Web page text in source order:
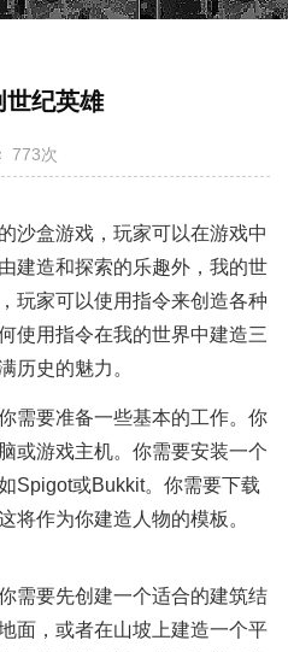
世纪英雄
773次
沙盒游戏，玩家可以在游戏中
建造和探索的乐趣外，我的世
玩家可以使用指令来创造各种
使用指令在我的世界中建造三
历史的魅力。
需要准备一些基本的工作。你
或游戏主机。你需要安装一个
Spigot或Bukkit。你需要下载
将作为你建造人物的模板。
需要先创建一个适合的建筑结
面，或者在山坡上建造一个平